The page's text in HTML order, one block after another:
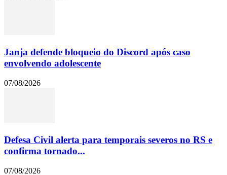
Janja defende bloqueio do Discord após caso
envolvendo adolescente
07/08/2026
Defesa Civil alerta para temporais severos no RS e
confirma tornado...
07/08/2026